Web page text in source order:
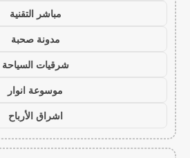
مباشر التقنية
مدونة صحبة
شرقيات السياحة
موسوعة انوار
اشراق الأرباح